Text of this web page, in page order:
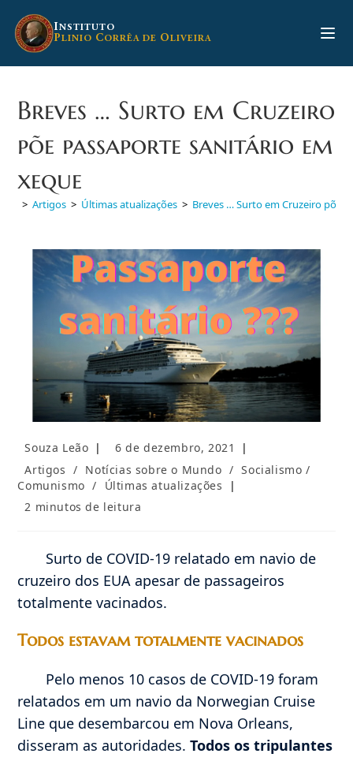
para
INSTITUTO
PLINIO CORRÊA DE OLIVEIRA
Breves … Surto em Cruzeiro
põe passaporte sanitário em
xeque
> Artigos > Últimas atualizações > Breves … Surto em Cruzeiro põe
Autor
post:
Souza Leão
Post
6 de dezembro, 2021
Categoria
do
Artigos / Notícias sobre o Mundo / Socialismo /
Comunismo /
Últimas atualizações
Tempo
2 minutos de leitura
Surto de COVID-19 relatado em navio de
cruzeiro dos EUA apesar de passageiros
totalmente vacinados.
Todos estavam totalmente vacinados
Pelo menos 10 casos de COVID-19 foram
relatados em um navio da Norwegian Cruise
Line que desembarcou em Nova Orleans,
disseram as autoridades.Todos os tripulantes